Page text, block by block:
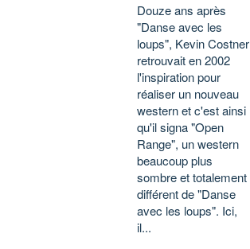
Douze ans après
"Danse avec les
loups", Kevin Costner
retrouvait en 2002
l'inspiration pour
réaliser un nouveau
western et c'est ainsi
qu'il signa "Open
Range", un western
beaucoup plus
sombre et totalement
différent de "Danse
avec les loups". Ici,
il...